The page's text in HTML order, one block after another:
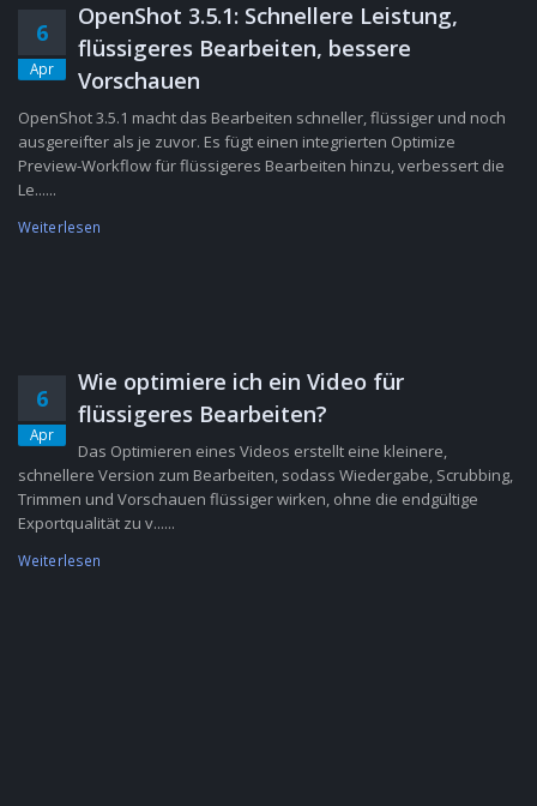
6
Apr
OpenShot 3.5.1: Schnellere Leistung,
flüssigeres Bearbeiten, bessere
Vorschauen
OpenShot 3.5.1 macht das Bearbeiten schneller, flüssiger und noch
ausgereifter als je zuvor. Es fügt einen integrierten Optimize
Preview-Workflow für flüssigeres Bearbeiten hinzu, verbessert die
Le......
Weiterlesen
6
Apr
Wie optimiere ich ein Video für
flüssigeres Bearbeiten?
Das Optimieren eines Videos erstellt eine kleinere,
schnellere Version zum Bearbeiten, sodass Wiedergabe, Scrubbing,
Trimmen und Vorschauen flüssiger wirken, ohne die endgültige
Exportqualität zu v......
Weiterlesen